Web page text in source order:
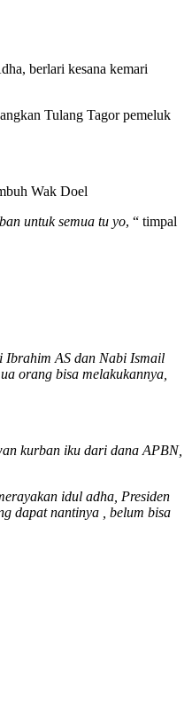
berlari kesana kemari
Tulang Tagor pemeluk
Wak Doel
untuk semua tu yo, “ timpal
Ibrahim AS dan Nabi Ismail
orang bisa melakukannya,
kurban iku dari dana APBN,
idul adha, Presiden
dapat nantinya , belum bisa